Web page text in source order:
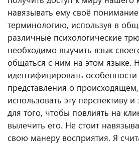
навязывать ему своё
терминологию, используя в
различные психологические
необходимо выучить язык
общаться с ним на этом языке.
идентифицировать
представления о
использовать эту перспективу
для того, чтобы повлиять на
вылечить его. Не стоит
свою манеру восприятия. Я